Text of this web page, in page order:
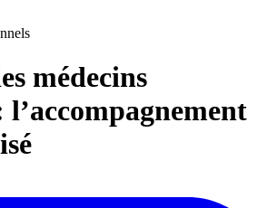
médecins